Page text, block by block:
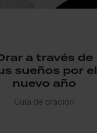
a través de
sueños por el
nuevo año
Guía de oración